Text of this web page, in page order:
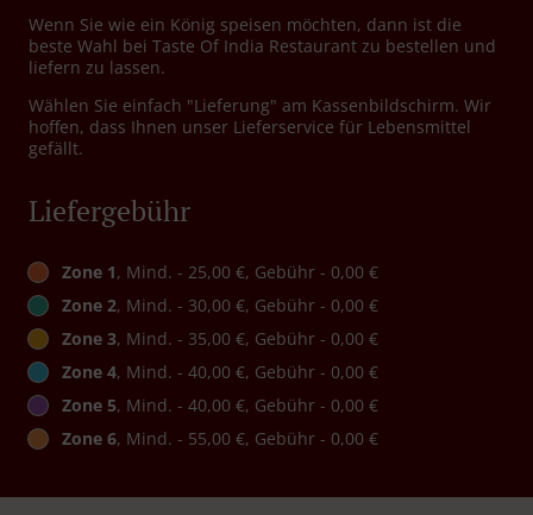
Wenn Sie wie ein König speisen möchten, dann ist die
beste Wahl bei Taste Of India Restaurant zu bestellen und
liefern zu lassen.
Wählen Sie einfach "Lieferung" am Kassenbildschirm. Wir
hoffen, dass Ihnen unser Lieferservice für Lebensmittel
gefällt.
Liefergebühr
Zone 1, Mind. - 25,00 €, Gebühr - 0,00 €
Zone 2, Mind. - 30,00 €, Gebühr - 0,00 €
Zone 3, Mind. - 35,00 €, Gebühr - 0,00 €
Zone 4, Mind. - 40,00 €, Gebühr - 0,00 €
Zone 5, Mind. - 40,00 €, Gebühr - 0,00 €
Zone 6, Mind. - 55,00 €, Gebühr - 0,00 €